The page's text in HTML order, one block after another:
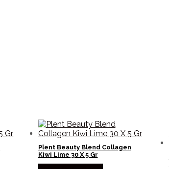
Plent Beauty Blend Collagen
Kiwi Lime 30 X 5 Gr